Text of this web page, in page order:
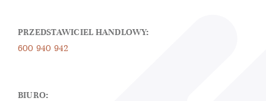
PRZEDSTAWICIEL HANDLOWY:
600 940 942
BIURO: